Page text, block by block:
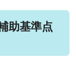
助基準点